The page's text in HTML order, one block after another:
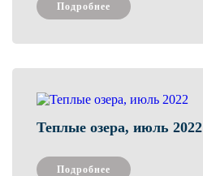
Подробнее
Теплые озера, июль 2022
Подробнее